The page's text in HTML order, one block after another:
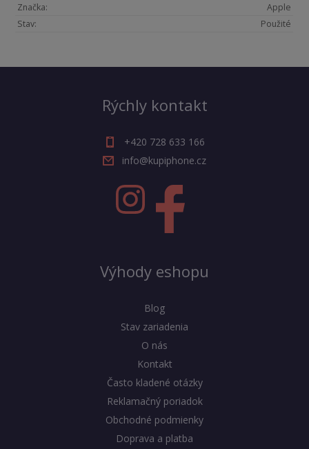
Značka:
Apple
Stav:
Použité
Rýchly kontakt
+420 728 633 166
info@kupiphone.cz
Výhody eshopu
Blog
Stav zariadenia
O nás
Kontakt
Často kladené otázky
Reklamačný poriadok
Obchodné podmienky
Doprava a platba